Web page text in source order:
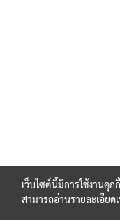
เว็บไซต์นี้มีการใช้งานคุ
สามารถอ่านรายละเอียด